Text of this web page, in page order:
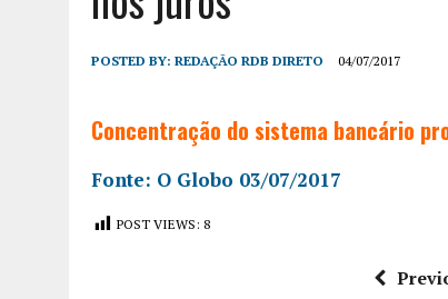
POSTED BY: REDAÇÃO RDB DIRETO 04/07/2017
Concentração do sistema bancário
Fonte: O Globo 03/07/2017
POST VIEWS: 8